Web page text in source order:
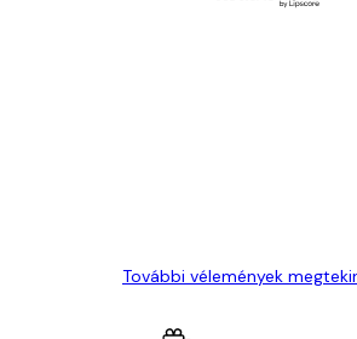
További vélemények